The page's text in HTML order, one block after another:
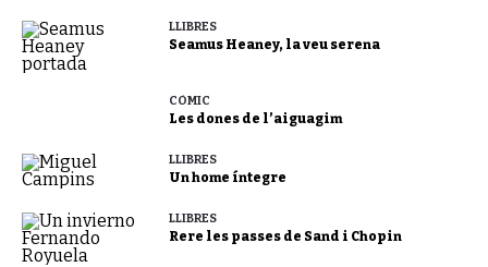
LLIBRES
Seamus Heaney, la veu serena
CÒMIC
Les dones de l’aiguagim
LLIBRES
Un home íntegre
LLIBRES
Rere les passes de Sand i Chopin